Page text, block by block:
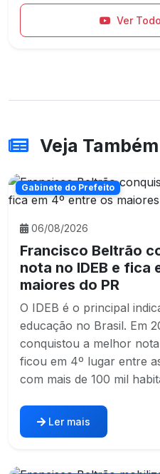
Ver
Veja Também
Gabinete do Prefeito
06/08/2026
Francisco Beltrão
nota no IDEB e fica
maiores do PR
O IDEB é o principal
educação no Brasil. Em
conquistou a melhor
ficou em 4º lugar entre
com mais de 100 mil
Ler mais